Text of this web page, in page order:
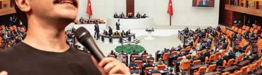
SAĞLIK
GENEL